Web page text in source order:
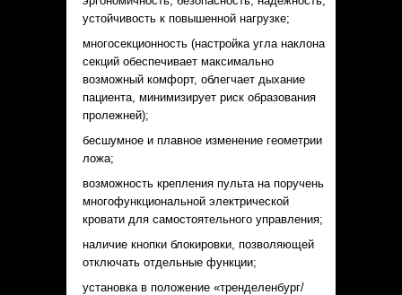
устойчивость к повышенной нагрузке;
многосекционность (настройка угла наклона
секций обеспечивает максимально
возможный комфорт, облегчает дыхание
пациента, минимизирует риск образования
пролежней);
бесшумное и плавное изменение геометрии
ложа;
возможность крепления пульта на поручень
многофункциональной электрической
кровати для самостоятельного управления;
наличие кнопки блокировки, позволяющей
отключать отдельные функции;
установка в положение «тренделенбург/